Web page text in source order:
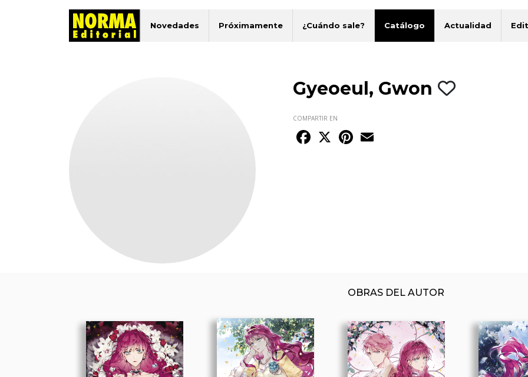
Novedades Próximamente ¿Cuándo sale? Catálogo Actualidad
Gyeoeul, Gwon
COMPARTIR EN
Facebook
X Pinterest
OBRAS DEL AUTOR